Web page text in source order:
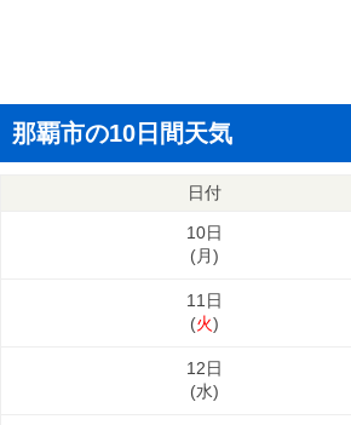
那覇市の10日間天気
日付
10日
(月)
11日
(火)
12日
(水)